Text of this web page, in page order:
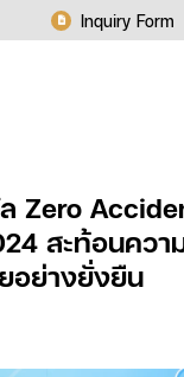
Inquiry Form
Zero
สะท้อนควา
อย่างยั่งยืน